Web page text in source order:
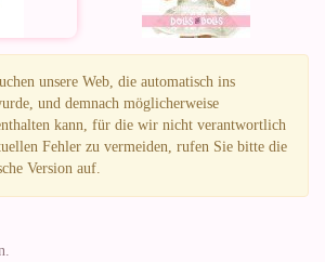
unsere Web, die automatisch ins
und demnach möglicherweise
kann, für die wir nicht verantwortlich
Fehler zu vermeiden, rufen Sie bitte die
Version auf.